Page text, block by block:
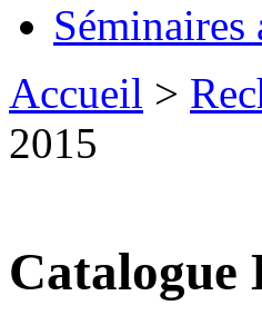
Accueil >
2015
Catalogue